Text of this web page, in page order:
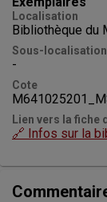
Localisation
Bibliothèque du
Sous-localisation
-
Cote
Lien vers la fiche
🔗 Infos sur la